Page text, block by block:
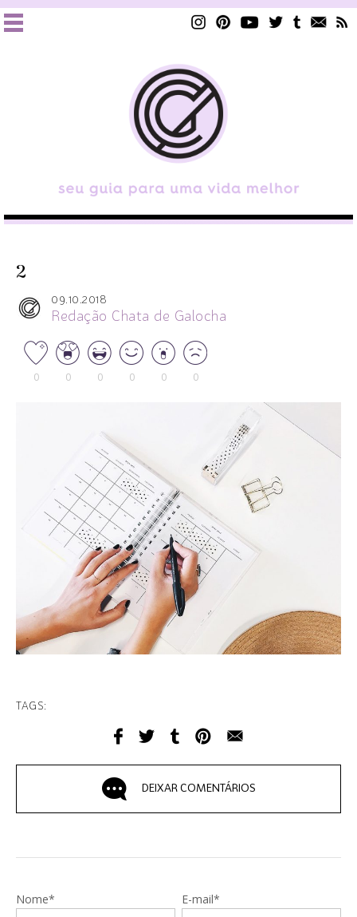
2
09.10.2018
Redação Chata de Galocha
0 0 0 0 0 0
TAGS:
DEIXAR COMENTÁRIOS
Nome* E-mail*